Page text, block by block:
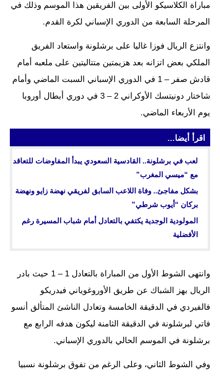
مباراة الكلاسيكو الأولى بين الفريقين هذا الموسم وذلك في
المرحلة السابعة من الدوري الإسباني لكرة القدم.
وانتزع الريال فوزا غاليا على برشلونة واستعاد الفريق
الملكي بعض اتزانه بعد هزيمتين متتاليتين على ملعبه أمام
قادش صفر – 1 في الدوري الإسباني السبت الماضي وأمام
شاختار دونيتسك الأوكراني 2 – 3 في دوري أبطال أوروبا
يوم الأربعاء الماضي.
اقرأ أيضا...
لعب في برشلونة.. القادسية السعودي يبدأ المفاوضات للتعاقد
مع “ميسي المغرب”
بشكل مفاجئ.. وفاة اللاعب السابق لفريقي نهضة زايو ونهضة
بركان “أيوب شرطي”
المولودية الوجدية يكتفي بالتعادل أمام شباب المسيرة رغم
الأفضلية
وانتهى الشوط الأول من المباراة بالتعادل 1 – 1 حيث بادر
الريال بهز الشباك عن طريق الأوروغوياني فيدريكو
فالفيردي في الدقيقة الخامسة وتعادل الناشئ المتألق أنسو
فاتي لبرشلونة في الدقيقة الثامنة ليكون هدفه الرابع مع
برشلونة في الموسم الحالي بالدوري الإسباني.
وفي الشوط الثاني، وعلى الرغم من تفوق برشلونة نسبيا